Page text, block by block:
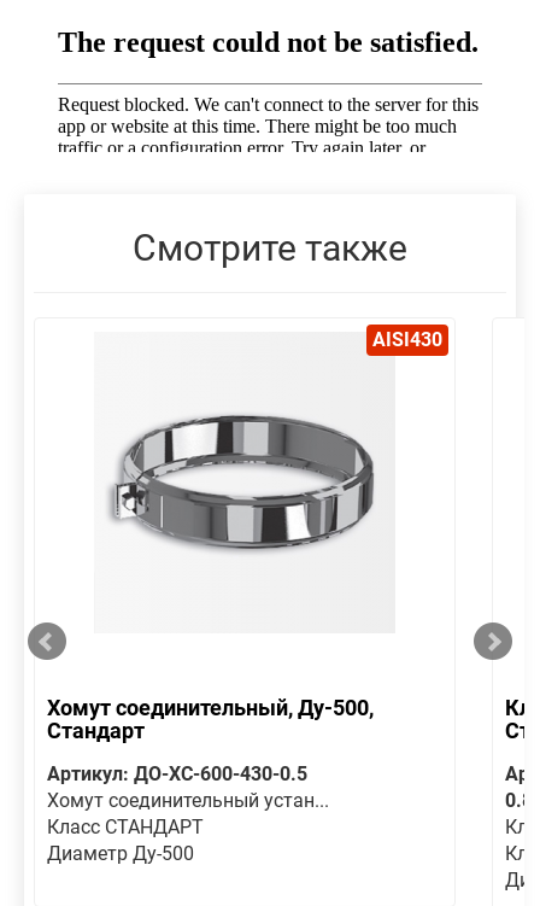
Смотрите также
AISI430
Хомут соединительный, Ду-500,
Стандарт
Артикул: ДО-ХС-600-430-0.5
Хомут соединительный устан...
Класс СТАНДАРТ
Диаметр Ду-500